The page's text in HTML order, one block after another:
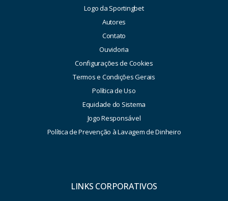
Logo da Sportingbet
Autores
Contato
Ouvidoria
Configurações de Cookies
Termos e Condições Gerais
Política de Uso
Equidade do Sistema
Jogo Responsável
Política de Prevenção à Lavagem de Dinheiro
LINKS CORPORATIVOS